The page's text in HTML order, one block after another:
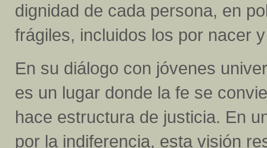
dignidad de cada persona, en
frágiles, incluidos los por nacer
En su diálogo con jóvenes
es un lugar donde la fe se
hace estructura de justicia. En
por la indiferencia, esta visión